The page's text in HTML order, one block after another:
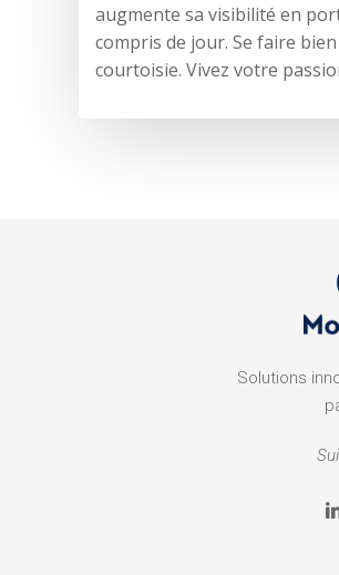
augmente sa visibilité en
compris de jour. Se faire
courtoisie. Vivez votre
Solutions